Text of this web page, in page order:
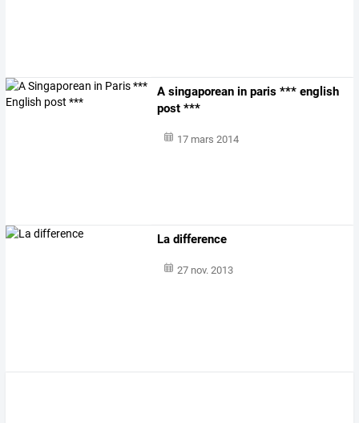
A singaporean in paris *** english
post ***
17 mars 2014
La difference
27 nov. 2013